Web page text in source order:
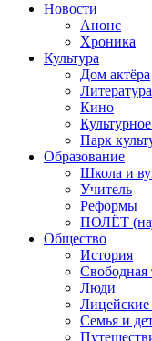
Новости
Анонс
Хроника
Культура
Дом актёра
Литература
Кино
Парк
Образование
Школа и
Учитель
Реформы
ПОЛЁТ
Общество
История
Свободная
Люди
Лицейские
Семья и